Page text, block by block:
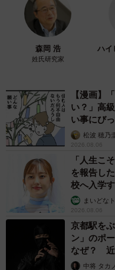
森岡 浩
姓氏研究家
ハイ
【漫画】
い？」高
い事にび
松波 穂乃
2026.08.06
「人生こ
を報告し
校へ入学
まいどな
2026.08.06
京都駅を
ン」のポ
なぜ？ 近
未熟」中将 タカ